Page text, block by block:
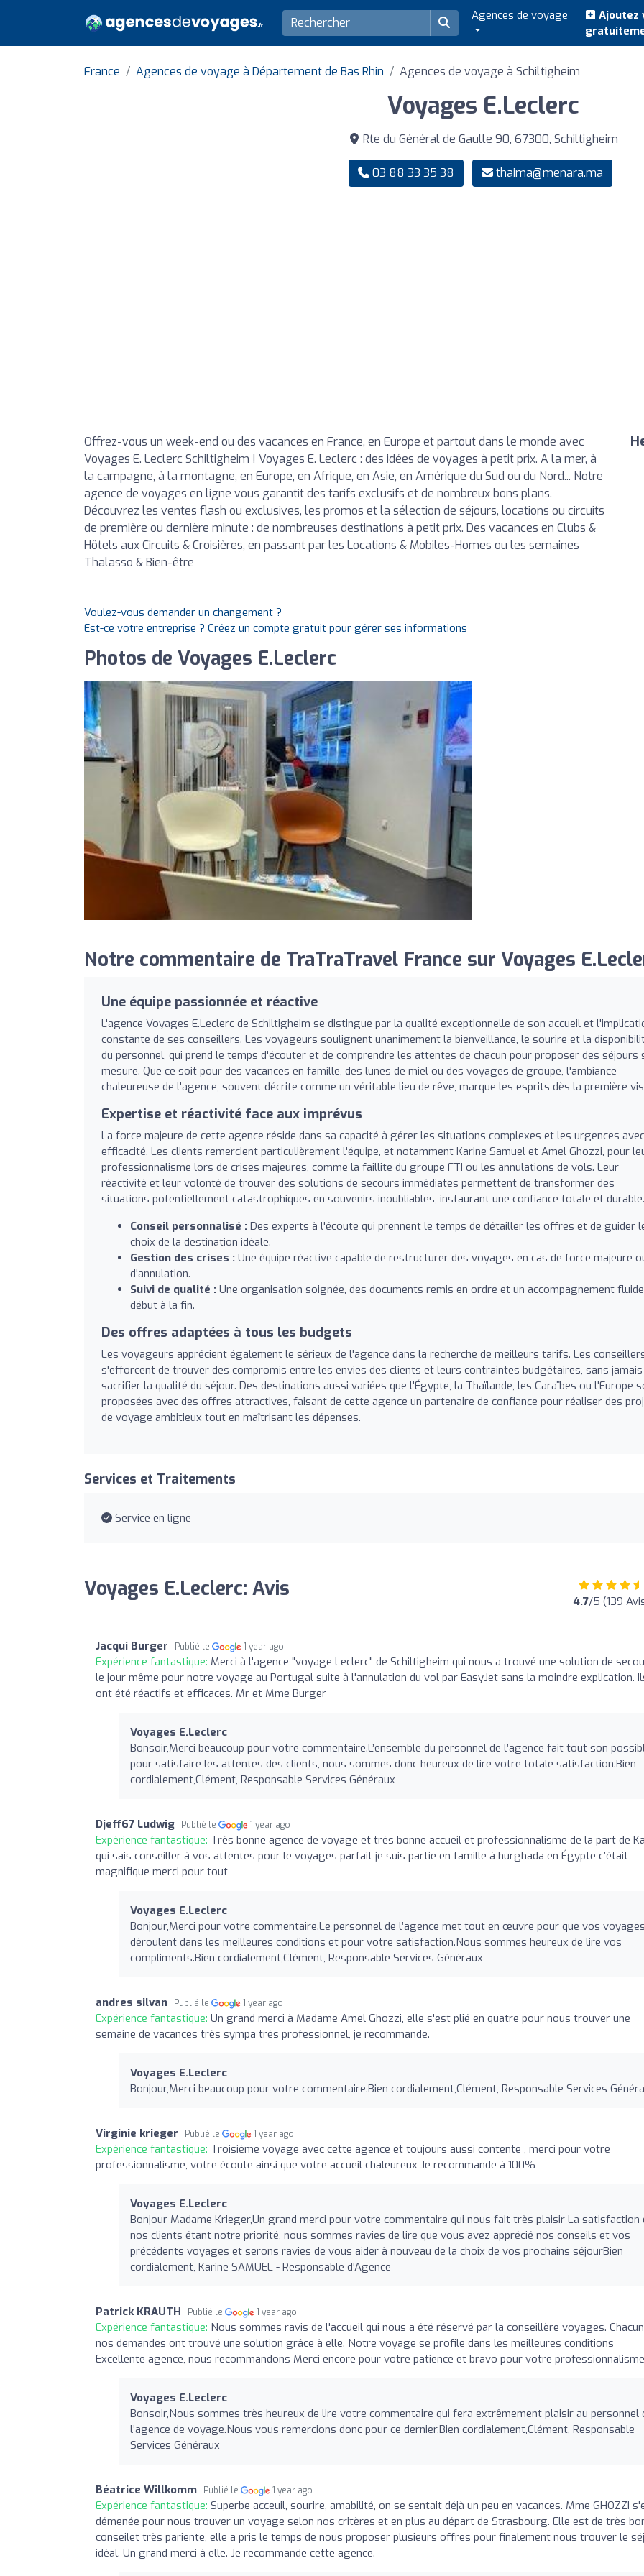
Agences de voyage
Ajoutez
France Agences de voyage à Département de Bas Rhin Agences de voyage à Schiltigheim
Voyages E.Leclerc
Rte du Général de Gaulle 90, 67300, Schiltigheim
03 88 33 35 38 thaima@menara.ma
Offrez-vous un week-end ou des vacances en France, en Europe et partout dans le monde avec
Voyages E. Leclerc Schiltigheim ! Voyages E. Leclerc : des idées de voyages à petit prix. A la mer, à
la campagne, à la montagne, en Europe, en Afrique, en Asie, en Amérique du Sud ou du Nord... Notre
agence de voyages en ligne vous garantit des tarifs exclusifs et de nombreux bons plans.
Découvrez les ventes flash ou exclusives, les promos et la sélection de séjours, locations ou circuits
de première ou dernière minute : de nombreuses destinations à petit prix. Des vacances en Clubs &
Hôtels aux Circuits & Croisières, en passant par les Locations & Mobiles-Homes ou les semaines
Thalasso & Bien-être
Voulez-vous demander un changement ?
Est-ce votre entreprise ? Créez un compte gratuit pour gérer ses informations
Photos de Voyages E.Leclerc
Notre commentaire de TraTraTravel France sur Voyages
Une équipe passionnée et réactive
L'agence Voyages E.Leclerc de Schiltigheim se distingue par la qualité exceptionnelle de son accueil et
constante de ses conseillers. Les voyageurs soulignent unanimement la bienveillance, le sourire et la
du personnel, qui prend le temps d'écouter et de comprendre les attentes de chacun pour proposer des séjours
mesure. Que ce soit pour des vacances en famille, des lunes de miel ou des voyages de groupe, l'ambiance
chaleureuse de l'agence, souvent décrite comme un véritable lieu de rêve, marque les esprits dès la première
Expertise et réactivité face aux imprévus
La force majeure de cette agence réside dans sa capacité à gérer les situations complexes et les urgences avec
efficacité. Les clients remercient particulièrement l'équipe, et notamment Karine Samuel et Amel Ghozzi, pour
professionnalisme lors de crises majeures, comme la faillite du groupe FTI ou les annulations de vols. Leur
réactivité et leur volonté de trouver des solutions de secours immédiates permettent de transformer des
situations potentiellement catastrophiques en souvenirs inoubliables, instaurant une confiance totale et durable.
Conseil personnalisé : Des experts à l'écoute qui prennent le temps de détailler les offres et de guider
choix de la destination idéale.
Gestion des crises : Une équipe réactive capable de restructurer des voyages en cas de force majeure
d'annulation.
Suivi de qualité : Une organisation soignée, des documents remis en ordre et un accompagnement
début à la fin.
Des offres adaptées à tous les budgets
Les voyageurs apprécient également le sérieux de l'agence dans la recherche de meilleurs tarifs. Les
s'efforcent de trouver des compromis entre les envies des clients et leurs contraintes budgétaires, sans jamais
sacrifier la qualité du séjour. Des destinations aussi variées que l'Égypte, la Thaïlande, les Caraïbes ou l'Europe
proposées avec des offres attractives, faisant de cette agence un partenaire de confiance pour réaliser des
de voyage ambitieux tout en maîtrisant les dépenses.
Services et Traitements
Service en ligne
Voyages E.Leclerc: Avis 4.7/5 (139
Jacqui Burger Publié le 1 year ago
Expérience fantastique: Merci à l'agence "voyage Leclerc" de Schiltigheim qui nous a trouvé une solution de
le jour même pour notre voyage au Portugal suite à l'annulation du vol par EasyJet sans la moindre explication.
ont été réactifs et efficaces. Mr et Mme Burger
Voyages E.Leclerc
Bonsoir,Merci beaucoup pour votre commentaire.L’ensemble du personnel de l’agence fait tout son
pour satisfaire les attentes des clients, nous sommes donc heureux de lire votre totale satisfaction.Bien
cordialement,Clément, Responsable Services Généraux
Djeff67 Ludwig Publié le 1 year ago
Expérience fantastique: Très bonne agence de voyage et très bonne accueil et professionnalisme de la part de
qui sais conseiller à vos attentes pour le voyages parfait je suis partie en famille à hurghada en Égypte c’était
magnifique merci pour tout
Voyages E.Leclerc
Bonjour,Merci pour votre commentaire.Le personnel de l’agence met tout en œuvre pour que vos
déroulent dans les meilleures conditions et pour votre satisfaction.Nous sommes heureux de lire vos
compliments.Bien cordialement,Clément, Responsable Services Généraux
andres silvan Publié le 1 year ago
Expérience fantastique: Un grand merci à Madame Amel Ghozzi, elle s'est plié en quatre pour nous trouver une
semaine de vacances très sympa très professionnel, je recommande.
Voyages E.Leclerc
Bonjour,Merci beaucoup pour votre commentaire.Bien cordialement,Clément, Responsable Services
Virginie krieger Publié le 1 year ago
Expérience fantastique: Troisième voyage avec cette agence et toujours aussi contente , merci pour votre
professionnalisme, votre écoute ainsi que votre accueil chaleureux Je recommande à 100%
Voyages E.Leclerc
Bonjour Madame Krieger,Un grand merci pour votre commentaire qui nous fait très plaisir La satisfaction
nos clients étant notre priorité, nous sommes ravies de lire que vous avez apprécié nos conseils et vos
précédents voyages et serons ravies de vous aider à nouveau de la choix de vos prochains séjourBien
cordialement, Karine SAMUEL - Responsable d'Agence
Patrick KRAUTH Publié le 1 year ago
Expérience fantastique: Nous sommes ravis de l'accueil qui nous a été réservé par la conseillère voyages.
nos demandes ont trouvé une solution grâce à elle. Notre voyage se profile dans les meilleures conditions
Excellente agence, nous recommandons Merci encore pour votre patience et bravo pour votre professionnalisme
Voyages E.Leclerc
Bonsoir,Nous sommes très heureux de lire votre commentaire qui fera extrêmement plaisir au personnel
l’agence de voyage.Nous vous remercions donc pour ce dernier.Bien cordialement,Clément, Responsable
Services Généraux
Béatrice Willkomm Publié le 1 year ago
Expérience fantastique: Superbe acceuil, sourire, amabilité, on se sentait déjà un peu en vacances. Mme GHOZZI
démenée pour nous trouver un voyage selon nos critères et en plus au départ de Strasbourg. Elle est de très
conseilet très pariente, elle a pris le temps de nous proposer plusieurs offres pour finalement nous trouver le
idéal. Un grand merci à elle. Je recommande cette agence.